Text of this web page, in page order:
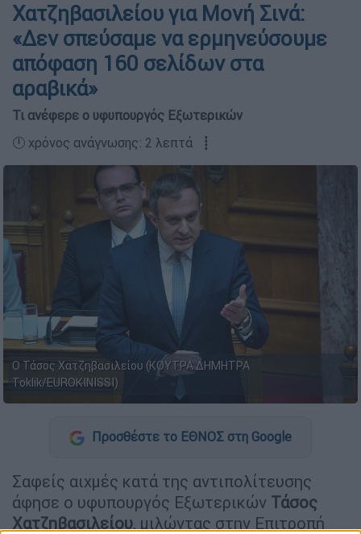
Χατζηβασιλείου για Μονή Σινά:
«Δεν σπεύσαμε να ερμηνεύσουμε
απόφαση 160 σελίδων στα
αραβικά»
Τι ανέφερε ο υφυπουργός Εξωτερικών
🕛 χρόνος ανάγνωσης: 2 λεπτά ┋
Ο Τάσος Χατζηβασιλείου (ΚΟΥΤΡΑ ΔΗΜΗΤΡΑ
Toklik/EUROKINISSI)
Προσθέστε το ΕΘΝΟΣ στη Google
Σαφείς αιχμές κατά της αντιπολίτευσης
άφησε ο υφυπουργός Εξωτερικών Τάσος
Χατζηβασιλείου, μιλώντας στην Επιτροπή